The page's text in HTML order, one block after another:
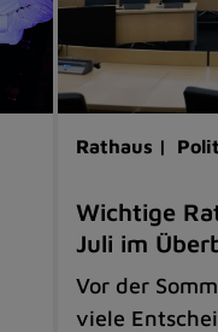
Rathaus |
Wichtige
Juli im
Vor der
viele